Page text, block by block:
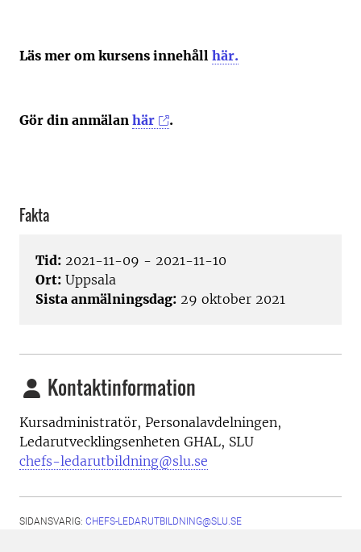
Läs mer om kursens innehåll här.
Gör din anmälan här .
Fakta
Tid: 2021-11-09 - 2021-11-10
Ort: Uppsala
Sista anmälningsdag: 29 oktober 2021
Kontaktinformation
Kursadministratör, Personalavdelningen,
Ledarutvecklingsenheten GHAL, SLU
chefs-ledarutbildning@slu.se
SIDANSVARIG: CHEFS-LEDARUTBILDNING@SLU.SE